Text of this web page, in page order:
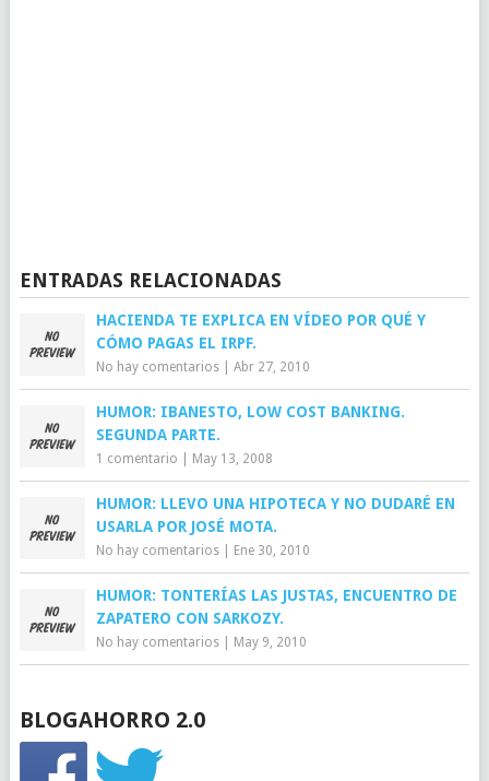
ENTRADAS RELACIONADAS
HACIENDA TE EXPLICA EN VÍDEO POR QUÉ Y
CÓMO PAGAS EL IRPF.
No hay comentarios| Abr 27, 2010
HUMOR: IBANESTO, LOW COST BANKING.
SEGUNDA PARTE.
1 comentario May 13, 2008
HUMOR: LLEVO UNA HIPOTECA Y NO DUDARÉ EN
USARLA POR JOSÉ MOTA.
No hay comentarios| Ene 30, 2010
HUMOR: TONTERÍAS LAS JUSTAS, ENCUENTRO DE
ZAPATERO CON SARKOZY.
No hay comentarios| May 9, 2010
BLOGAHORRO 2.0